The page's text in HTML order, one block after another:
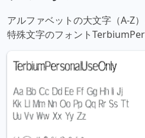
アルファベットの大文字（A-Z
特殊文字のフォント